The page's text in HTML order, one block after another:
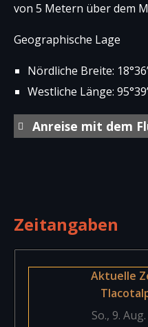
von 5 Metern über dem
Geographische Lage
Nördliche Breite:
Westliche Länge:
Anreise mit dem
ca. 10 km
Zeitangaben
Aktuelle